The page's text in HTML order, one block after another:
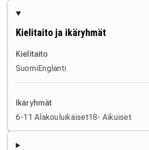
Kielitaito ja ikäryhmät
Kielitaito
SuomiEnglanti
Ikäryhmät
6-11 Alakouluikäiset18- Aikuiset